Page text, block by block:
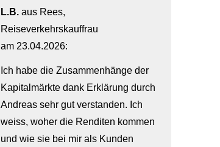
L.B. aus Rees,
Reiseverkehrskauffrau
am 23.04.2026:
Ich habe die Zusammenhänge der
Kapitalmärkte dank Erklärung durch
Andreas sehr gut verstanden. Ich
weiss, woher die Renditen kommen
und wie sie bei mir als Kunden